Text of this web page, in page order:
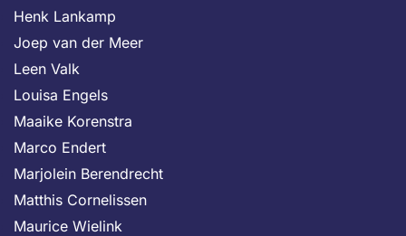
Henk Lankamp
Joep van der Meer
Leen Valk
Louisa Engels
Maaike Korenstra
Marco Endert
Marjolein Berendrecht
Matthis Cornelissen
Maurice Wielink